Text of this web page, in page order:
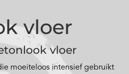
vloer
vloer
moeiteloos intensief gebruikt